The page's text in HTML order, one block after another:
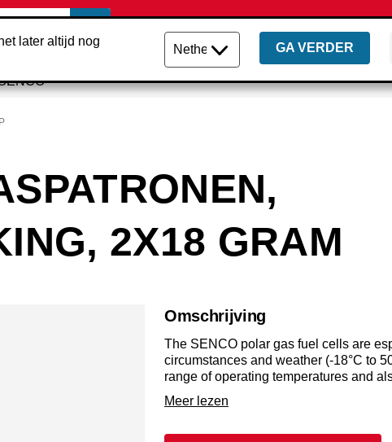
later altijd nog
GA VERDER
2X18 GRAM
Omschrijving
The SENCO polar gas fuel cells are
circumstances and weather (-18°C to
range of operating temperatures and
The fuel cells have a long shelf life
after production. They come with the
Meer lezen